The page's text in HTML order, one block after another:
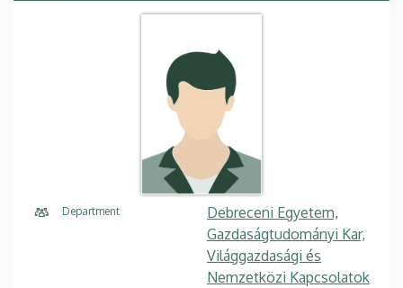
Department
Debreceni Egyetem,
Gazdaságtudományi Kar,
Világgazdasági és
Nemzetközi Kapcsolatok